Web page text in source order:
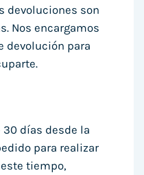
devoluciones son
Nos encargamos
devolución para
30 días desde la
para realizar
tiempo,